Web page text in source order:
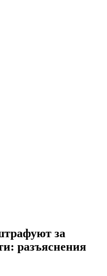
за
разъяснения